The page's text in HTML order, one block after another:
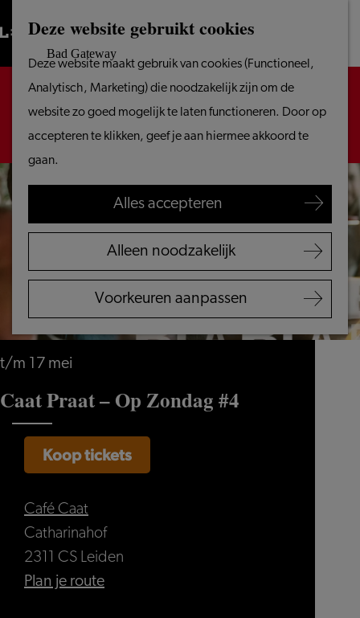
Deze website gebruikt cookies
Deze website maakt gebruik van cookies (Functioneel,
Analytisch, Marketing) die noodzakelijk zijn om de
website zo goed mogelijk te laten functioneren. Door op
accepteren te klikken, geef je aan hiermee akkoord te
gaan.
Alles accepteren
Alleen noodzakelijk
Voorkeuren aanpassen
Ga
naar
homepage
Menu
ZoekenVanaf het water
wandelen
Winkelen
Eten & drinken
Met kinderen
VVV Leiden
Bereikbaarheid
Regio Leiden
Zoeken
Sorry, deze activiteit is niet meer beschikbaar.
Bekijk hetactuele aanbodvoor de beschikbare
opties.
t/m 17 mei
Caat Praat – Op Zondag #4
Café Caat
Catharinahof
2311 CS Leiden
Plan je routenaar
Koop tickets